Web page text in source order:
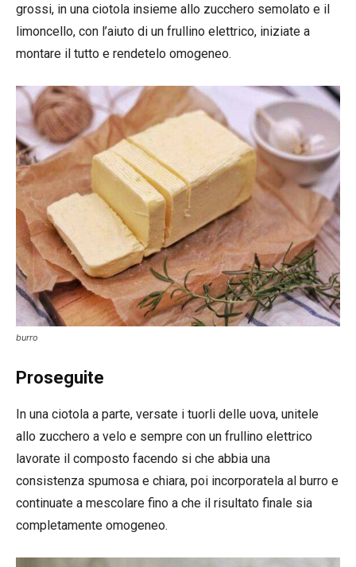
grossi, in una ciotola insieme allo zucchero semolato e il
limoncello, con l’aiuto di un frullino elettrico, iniziate a
montare il tutto e rendetelo omogeneo.
burro
Proseguite
In una ciotola a parte, versate i tuorli delle uova, unitele
allo zucchero a velo e sempre con un frullino elettrico
lavorate il composto facendo si che abbia una
consistenza spumosa e chiara, poi incorporatela al burro e
continuate a mescolare fino a che il risultato finale sia
completamente omogeneo.